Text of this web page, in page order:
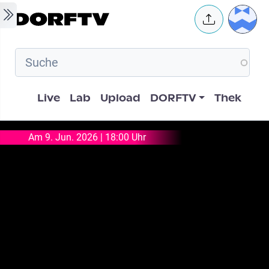
Skip to main content User
Hauptnavigation
Live Lab Upload DORFTV Thek
Am 9. Jun. 2026 | 18:00 Uhr